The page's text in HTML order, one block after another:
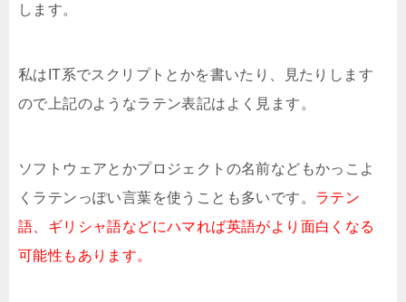
します。
私はIT系でスクリプトとかを書いたり、見たりします
ので上記のようなラテン表記はよく見ます。
ソフトウェアとかプロジェクトの名前などもかっこよ
くラテンっぽい言葉を使うことも多いです。 ラテン
語、ギリシャ語などにハマれば英語がより面白くなる
可能性もあります。